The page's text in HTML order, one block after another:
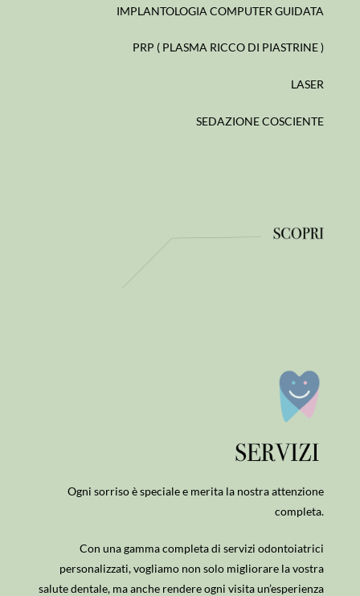
IMPLANTOLOGIA COMPUTER GUIDATA
PRP ( PLASMA RICCO DI PIASTRINE )
LASER
SEDAZIONE COSCIENTE
Ogni sorriso è speciale e merita la nostra attenzione
completa.
Con una gamma completa di servizi odontoiatrici
personalizzati, vogliamo non solo migliorare la vostra
salute dentale, ma anche rendere ogni visita un’esperienza